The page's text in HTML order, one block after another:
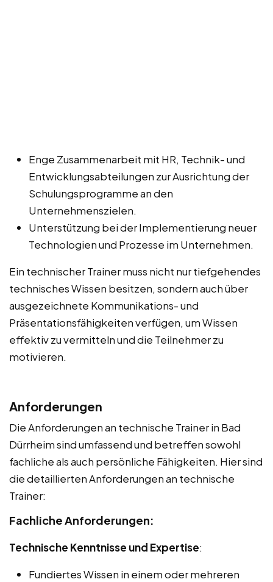
Enge Zusammenarbeit mit HR, Technik- und
Entwicklungsabteilungen zur Ausrichtung der
Schulungsprogramme an den
Unternehmenszielen.
Unterstützung bei der Implementierung neuer
Technologien und Prozesse im Unternehmen.
Ein technischer Trainer muss nicht nur tiefgehendes
technisches Wissen besitzen, sondern auch über
ausgezeichnete Kommunikations- und
Präsentationsfähigkeiten verfügen, um Wissen
effektiv zu vermitteln und die Teilnehmer zu
motivieren.
Anforderungen
Die Anforderungen an technische Trainer in Bad
Dürrheim sind umfassend und betreffen sowohl
fachliche als auch persönliche Fähigkeiten. Hier sind
die detaillierten Anforderungen an technische
Trainer:
Fachliche Anforderungen:
Technische Kenntnisse und Expertise:
Fundiertes Wissen in einem oder mehreren